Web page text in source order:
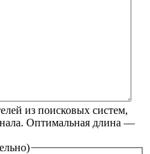
из поисковых систем,
Оптимальная длина —